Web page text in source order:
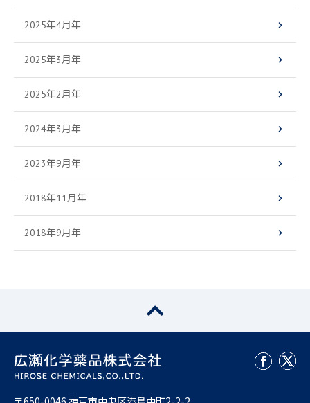
2025年4月年
2025年3月年
2025年2月年
2024年3月年
2023年9月年
2018年11月年
2018年9月年